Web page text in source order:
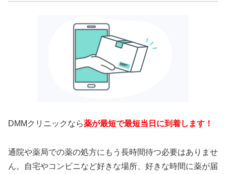
DMMクリニックなら薬が最短で最短当日に到着します！
通院や薬局での薬の処方にもう長時間待つ必要はありませ
ん。自宅やコンビニなど好きな場所、好きな時間に薬が届